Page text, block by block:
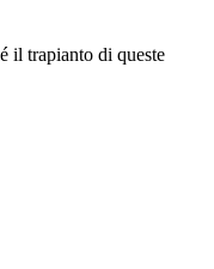
il trapianto di queste